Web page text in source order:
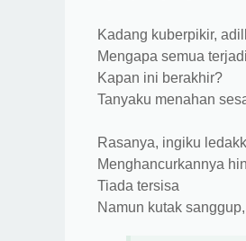
Kadang kuberpikir,
Mengapa semua
Kapan ini berakhir?
Tanyaku menahan
Rasanya, ingiku
Menghancurkannya
Tiada tersisa
Namun kutak